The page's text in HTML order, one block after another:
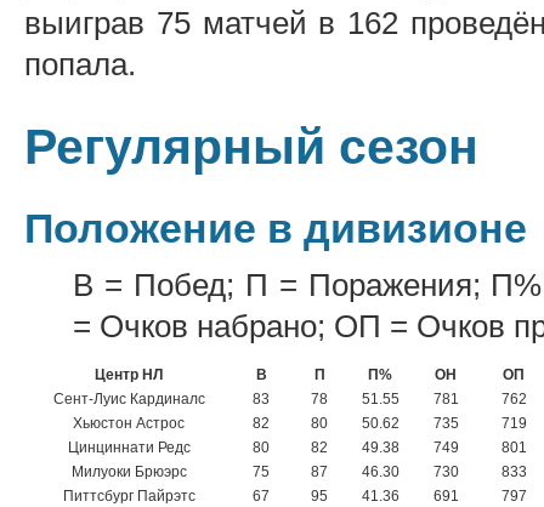
выиграв 75 матчей в 162
попала.
Регулярный сезон
Положение в дивизионе
В = Побед; П = Поражения;
= Очков набрано; ОП = Очков
Центр НЛ В П П% ОН
ОП
Сент-Луис Кардиналс
83 78 51.55 781
762
Хьюстон Астрос
82 80 50.62 735
719
Цинциннати Редс
80 82 49.38 749
801
Милуоки Брюэрс
75 87 46.30 730
833
Питтсбург Пайрэтс
67 95 41.36 691
797